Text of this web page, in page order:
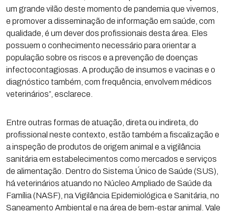
um grande vilão deste momento de pandemia que vivemos,
e promover a disseminação de informação em saúde, com
qualidade, é um dever dos profissionais desta área. Eles
possuem o conhecimento necessário para orientar a
população sobre os riscos e a prevenção de doenças
infectocontagiosas. A produção de insumos e vacinas e o
diagnóstico também, com frequência, envolvem médicos
veterinários”, esclarece.
Entre outras formas de atuação, direta ou indireta, do
profissional neste contexto, estão também a fiscalização e
a inspeção de produtos de origem animal e a vigilância
sanitária em estabelecimentos como mercados e serviços
de alimentação. Dentro do Sistema Único de Saúde (SUS),
há veterinários atuando no Núcleo Ampliado de Saúde da
Família (NASF), na Vigilância Epidemiológica e Sanitária, no
Saneamento Ambiental e na área de bem-estar animal. Vale